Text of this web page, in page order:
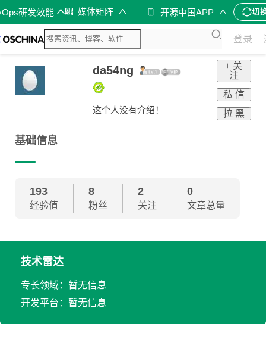
研发效能 媒体矩阵 开源中国APP 切
登录
da54ng
这个人没有介绍！
+ 关
注
私 信
拉 黑
基础信息
193
经验值
8
粉丝
2
关注
0
文章总量
技术雷达
专长领域：暂无信息
开发平台：暂无信息